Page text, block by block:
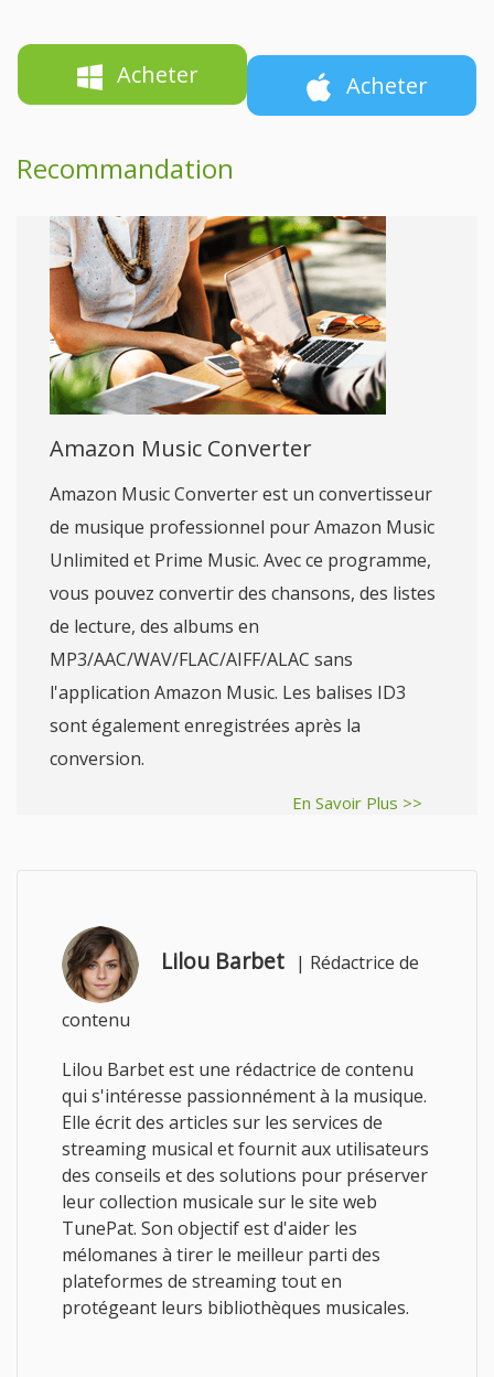
Acheter Acheter
Recommandation
Amazon Music Converter
Amazon Music Converter est un convertisseur
de musique professionnel pour Amazon Music
Unlimited et Prime Music. Avec ce programme,
vous pouvez convertir des chansons, des listes
de lecture, des albums en
MP3/AAC/WAV/FLAC/AIFF/ALAC sans
l'application Amazon Music. Les balises ID3
sont également enregistrées après la
conversion.
En Savoir Plus >>
Lilou Barbet | Rédactrice de
contenu
Lilou Barbet est une rédactrice de contenu
qui s'intéresse passionnément à la musique.
Elle écrit des articles sur les services de
streaming musical et fournit aux utilisateurs
des conseils et des solutions pour préserver
leur collection musicale sur le site web
TunePat. Son objectif est d'aider les
mélomanes à tirer le meilleur parti des
plateformes de streaming tout en
protégeant leurs bibliothèques musicales.